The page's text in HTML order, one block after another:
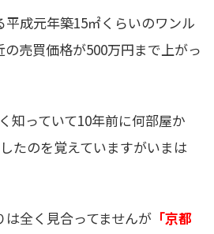
成元年築15㎡くらいのワンル
売買価格が500万円まで上がっ
知っていて10年前に何部屋か
たのを覚えていますがいまは
全く見合ってませんが 「京都